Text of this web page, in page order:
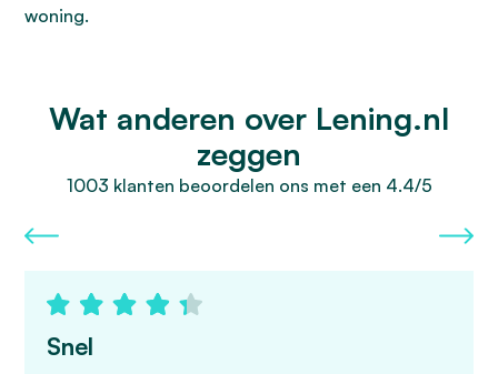
woning.
Wat anderen over Lening.nl
zeggen
1003 klanten beoordelen ons met een 4.4/5
Snel